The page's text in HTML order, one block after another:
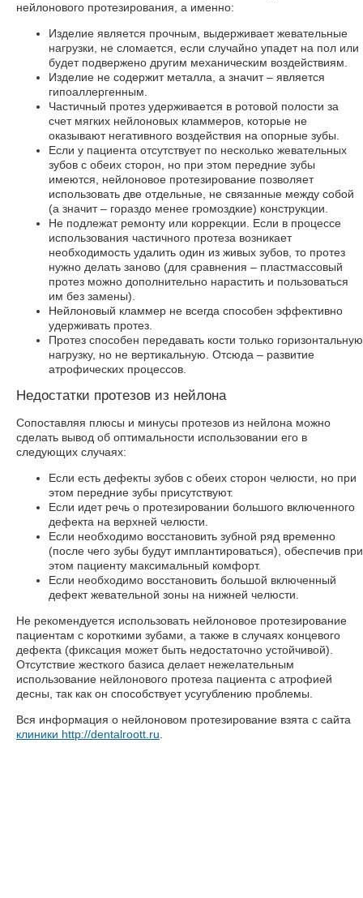
нейлонового протезирования, а именно:
Изделие является прочным, выдерживает жевательные
нагрузки, не сломается, если случайно упадет на пол или
будет подвержено другим механическим воздействиям.
Изделие не содержит металла, а значит – является
гипоаллергенным.
Частичный протез удерживается в ротовой полости за
счет мягких нейлоновых кламмеров, которые не
оказывают негативного воздействия на опорные зубы.
Если у пациента отсутствует по несколько жевательных
зубов с обеих сторон, но при этом передние зубы
имеются, нейлоновое протезирование позволяет
использовать две отдельные, не связанные между собой
(а значит – гораздо менее громоздкие) конструкции.
Не подлежат ремонту или коррекции. Если в процессе
использования частичного протеза возникает
необходимость удалить один из живых зубов, то протез
нужно делать заново (для сравнения – пластмассовый
протез можно дополнительно нарастить и пользоваться
им без замены).
Нейлоновый кламмер не всегда способен эффективно
удерживать протез.
Протез способен передавать кости только горизонтальную
нагрузку, но не вертикальную. Отсюда – развитие
атрофических процессов.
Недостатки протезов из нейлона
Сопоставляя плюсы и минусы протезов из нейлона можно
сделать вывод об оптимальности использовании его в
следующих случаях:
Если есть дефекты зубов с обеих сторон челюсти, но при
этом передние зубы присутствуют.
Если идет речь о протезировании большого включенного
дефекта на верхней челюсти.
Если необходимо восстановить зубной ряд временно
(после чего зубы будут имплантироваться), обеспечив при
этом пациенту максимальный комфорт.
Если необходимо восстановить большой включенный
дефект жевательной зоны на нижней челюсти.
Не рекомендуется использовать нейлоновое протезирование
пациентам с короткими зубами, а также в случаях концевого
дефекта (фиксация может быть недостаточно устойчивой).
Отсутствие жесткого базиса делает нежелательным
использование нейлонового протеза пациента с атрофией
десны, так как он способствует усугублению проблемы.
Вся информация о нейлоновом протезирование взята с сайта
клиники http://dentalroott.ru